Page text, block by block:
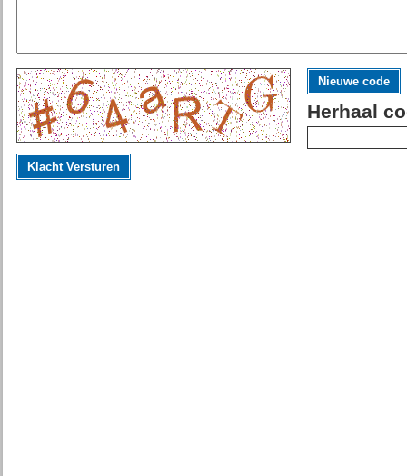
Nieuwe code
Herhaal
Klacht Versturen